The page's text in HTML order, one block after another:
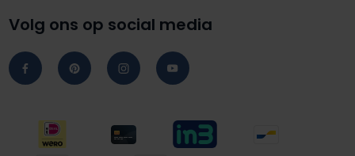
Volg ons op social media